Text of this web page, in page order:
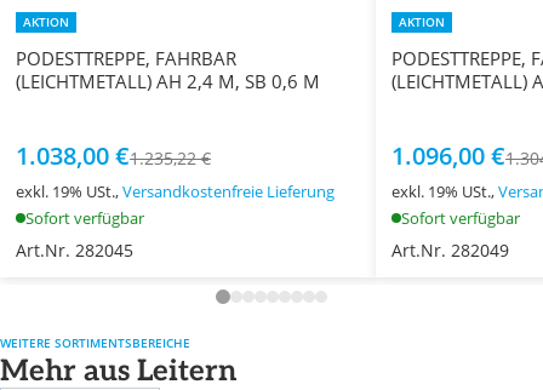
AKTION
PODESTTREPPE, FAHRBAR
(LEICHTMETALL) AH 2,4 M, SB 0,6 M
1.038,00 €1.235,22 €
exkl. 19% USt.,Versandkostenfreie Lieferung
Sofort verfügbar
Art.Nr. 282045
AKTION
PODESTTREPPE,
(LEICHTMETALL)
1.096,00 €
exkl. 19% USt.,
Sofort verfügbar
Art.Nr. 282049
WEITERE SORTIMENTSBEREICHE
Mehr aus Leitern